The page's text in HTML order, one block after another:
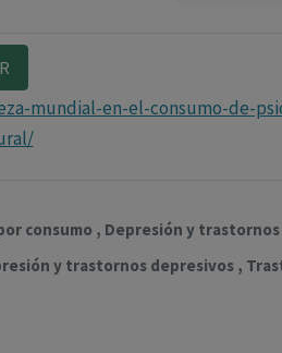
mundial-en-el-consumo-de-
consumo , Depresión y
y trastornos depresivos ,